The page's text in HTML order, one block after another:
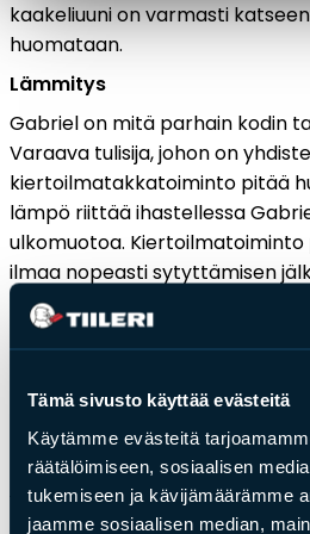
Tämä sivusto käyttää evästeitä
Käytämme evästeitä
räätälöimiseen, sosiaalisen
tukemiseen ja kävijämäärämme
jaamme sosiaalisen median,
kaakeliuuni on varmasti
huomataan.
Lämmitys
Gabriel on mitä parhain kodin
Varaava tulisija, johon on
kiertoilmatakkatoiminto pitää
lämpö riittää ihastellessa
ulkomuotoa.
ilmaa nopeasti sytyttämisen
huolehtii siitä, että lämpöä
Kiertoilmatoimintoa voit
Hieno kaakeliuuni myydään
tuote on viimeisintä